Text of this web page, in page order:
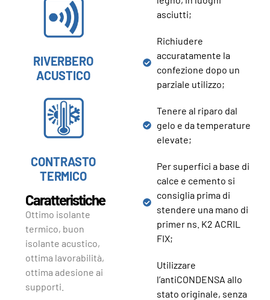
RIVERBERO
ACUSTICO
CONTRASTO
TERMICO
Caratteristiche
Ottimo isolante
termico, buon
isolante acustico,
ottima lavorabilità,
ottima adesione ai
supporti.
asciutti;
Richiudere
accuratamente la
confezione dopo un
parziale utilizzo;
Tenere al riparo dal
gelo e da temperature
elevate;
Per superfici a base di
calce e cemento si
consiglia prima di
stendere una mano di
primer ns. K2 ACRIL
FIX;
Utilizzare
l’antiCONDENSA allo
stato originale, senza